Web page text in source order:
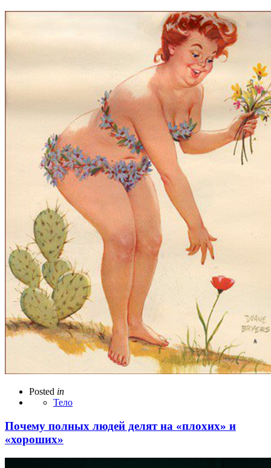
Posted in
Тело
Почему полных людей делят на «плохих» и
«хороших»